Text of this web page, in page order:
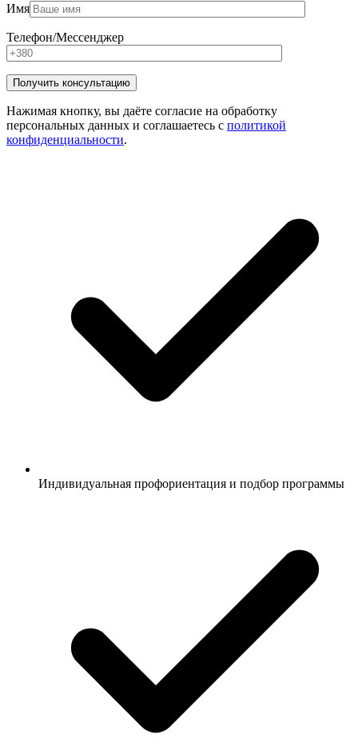
Имя
Телефон/Мессенджер
Нажимая кнопку, вы даёте согласие на обработку
персональных данных и соглашаетесь с политикой
конфиденциальности.
Индивидуальная профориентация и подбор программы